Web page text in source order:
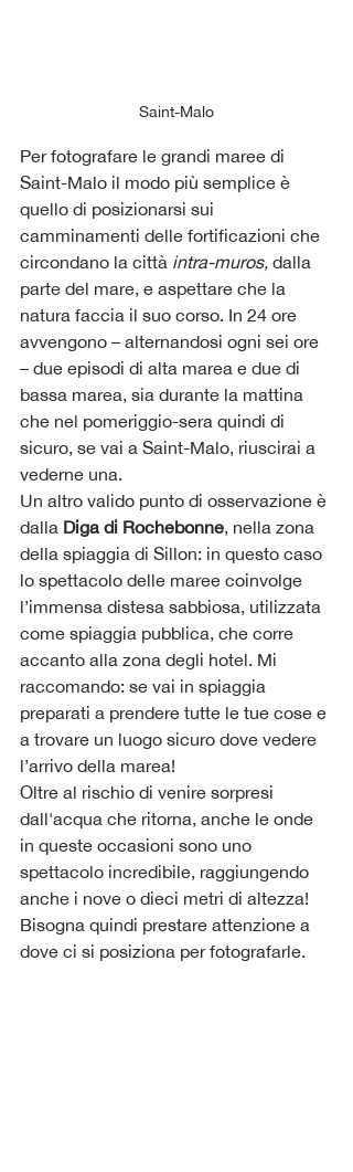
Saint-Malo
Per fotografare le grandi maree di
Saint-Malo il modo più semplice è
quello di posizionarsi sui
camminamenti delle fortificazioni che
circondano la città intra-muros, dalla
parte del mare, e aspettare che la
natura faccia il suo corso. In 24 ore
avvengono – alternandosi ogni sei ore
– due episodi di alta marea e due di
bassa marea, sia durante la mattina
che nel pomeriggio-sera quindi di
sicuro, se vai a Saint-Malo, riuscirai a
vederne una.
Un altro valido punto di osservazione è
dalla Diga di Rochebonne, nella zona
della spiaggia di Sillon: in questo caso
lo spettacolo delle maree coinvolge
l’immensa distesa sabbiosa, utilizzata
come spiaggia pubblica, che corre
accanto alla zona degli hotel. Mi
raccomando: se vai in spiaggia
preparati a prendere tutte le tue cose e
a trovare un luogo sicuro dove vedere
l’arrivo della marea!
Oltre al rischio di venire sorpresi
dall'acqua che ritorna, anche le onde
in queste occasioni sono uno
spettacolo incredibile, raggiungendo
anche i nove o dieci metri di altezza!
Bisogna quindi prestare attenzione a
dove ci si posiziona per fotografarle.